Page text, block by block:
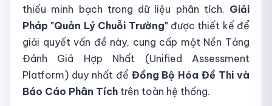
thiếu minh bạch trong dữ liệu phân tích. Giải
Pháp "Quản Lý Chuỗi Trường"được thiết kế để
giải quyết vấn đề này, cung cấp một Nền Tảng
Đánh Giá Hợp Nhất (Unified Assessment
Platform) duy nhất để Đồng Bộ Hóa Đề Thi và
Báo Cáo Phân Tích trên toàn hệ thống.